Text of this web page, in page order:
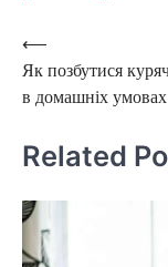
Post
navigation
⟵
Як позбутися
в домашніх умовах
Related